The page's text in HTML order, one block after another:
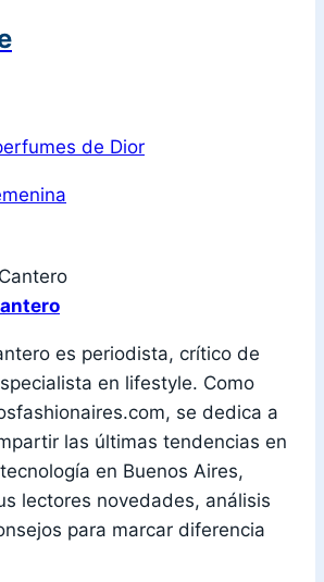
de Dior
es periodista, crítico de
en lifestyle. Como
se dedica a
las últimas tendencias en
en Buenos Aires,
lectores novedades, análisis
para marcar diferencia